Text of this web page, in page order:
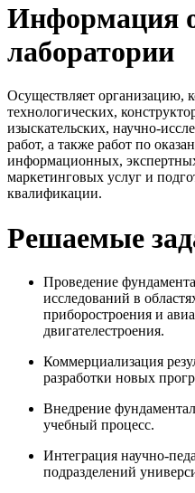
Информация
лаборатории
Осуществляет организацию,
технологических,
изыскательских, научно-
работ, а также работ по
информационных,
маркетинговых услуг и
квалификации.
Решаемые
Проведение
исследований в
приборостроения и
двигателестроения.
Коммерциализация
разработки новых
Внедрение
учебный процесс.
Интеграция научно-
подразделений